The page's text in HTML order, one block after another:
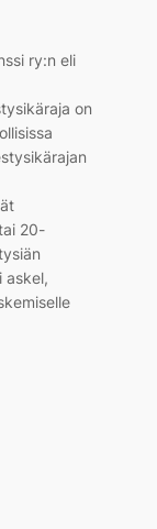
ry:n eli
on
20-
askel,